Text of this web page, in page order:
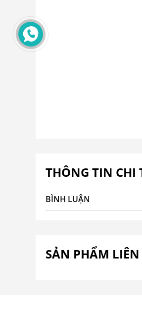
THÔNG TIN CHI
BÌNH LUẬN
SẢN PHẨM